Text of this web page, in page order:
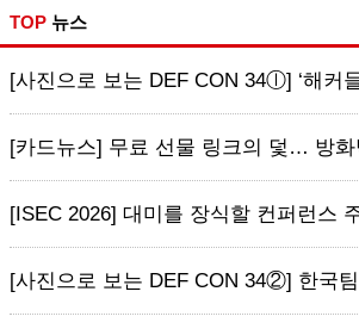
TOP 뉴스
[사진으로 보는 DEF CON 34ⓛ] ‘해커
[카드뉴스] 무료 선물 링크의 덫… 방
[ISEC 2026] 대미를 장식할 컨퍼런스
[사진으로 보는 DEF CON 34②] 한국